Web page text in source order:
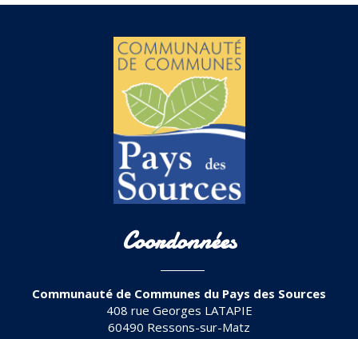
Coordonnées
Communauté de Communes du Pays des Sources
408 rue Georges LATAPIE
60490 Ressons-sur-Matz